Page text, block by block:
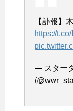
【訃報】
https://
— スター